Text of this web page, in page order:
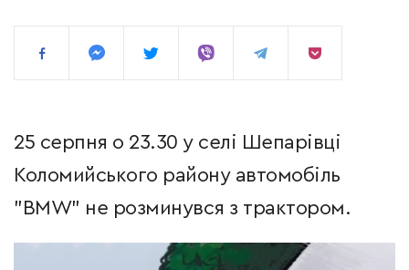
25 серпня о 23.30 у селі Шепарівці
Коломийського району автомобіль
"BMW" не розминувся з трактором.